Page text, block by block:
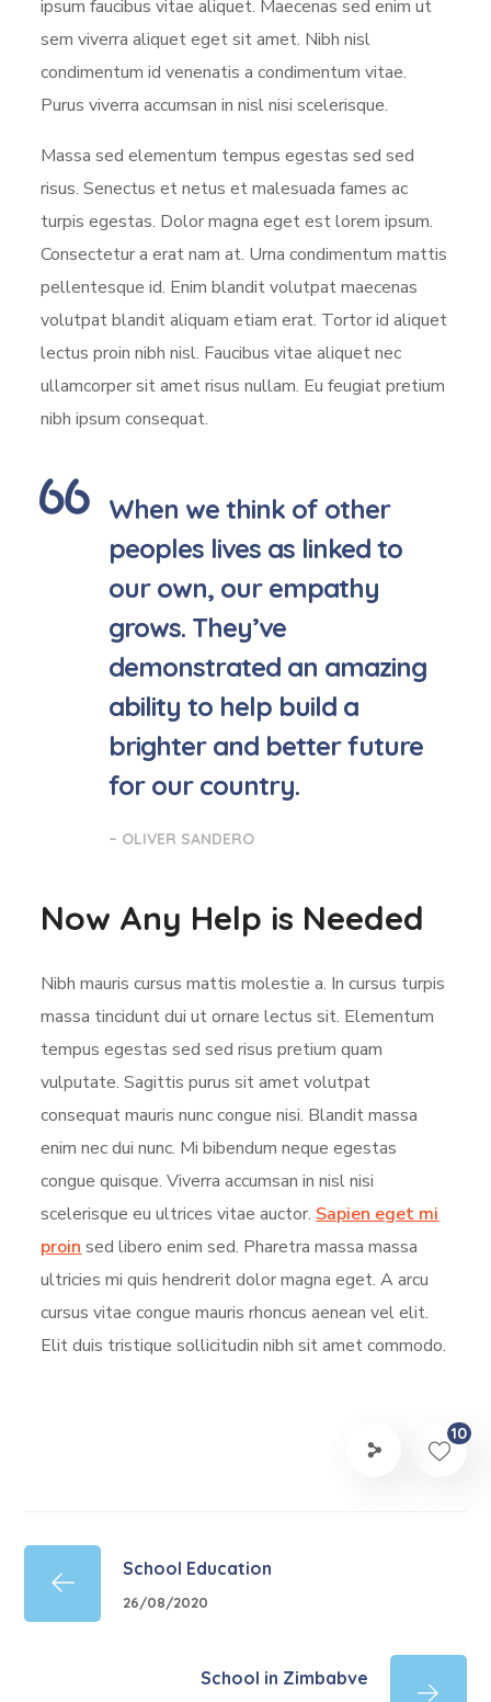
ipsum faucibus vitae aliquet. Maecenas sed enim ut
sem viverra aliquet eget sit amet. Nibh nisl
condimentum id venenatis a condimentum vitae.
Purus viverra accumsan in nisl nisi scelerisque.
Massa sed elementum tempus egestas sed sed
risus. Senectus et netus et malesuada fames ac
turpis egestas. Dolor magna eget est lorem ipsum.
Consectetur a erat nam at. Urna condimentum mattis
pellentesque id. Enim blandit volutpat maecenas
volutpat blandit aliquam etiam erat. Tortor id aliquet
lectus proin nibh nisl. Faucibus vitae aliquet nec
ullamcorper sit amet risus nullam. Eu feugiat pretium
nibh ipsum consequat.
When we think of other
peoples lives as linked to
our own, our empathy
grows. They’ve
demonstrated an amazing
ability to help build a
brighter and better future
for our country.
– OLIVER SANDERO
Now Any Help is Needed
Nibh mauris cursus mattis molestie a. In cursus turpis
massa tincidunt dui ut ornare lectus sit. Elementum
tempus egestas sed sed risus pretium quam
vulputate. Sagittis purus sit amet volutpat
consequat mauris nunc congue nisi. Blandit massa
enim nec dui nunc. Mi bibendum neque egestas
congue quisque. Viverra accumsan in nisl nisi
scelerisque eu ultrices vitae auctor. Sapien eget mi
proin sed libero enim sed. Pharetra massa massa
ultricies mi quis hendrerit dolor magna eget. A arcu
cursus vitae congue mauris rhoncus aenean vel elit.
Elit duis tristique sollicitudin nibh sit amet commodo.
10
School Education
26/08/2020
School in Zimbabve